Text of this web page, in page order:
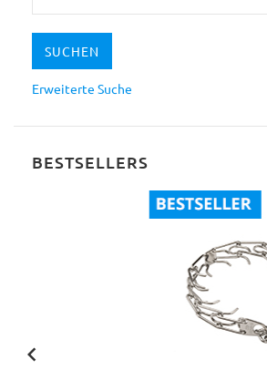
Erweiterte Suche
BESTSELLERS